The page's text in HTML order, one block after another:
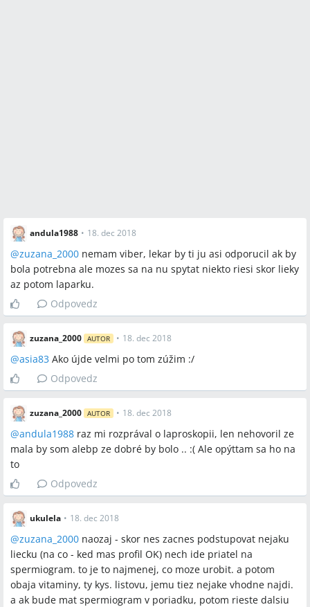
andula1988 • 18. dec 2018
@zuzana_2000 nemam viber, lekar by ti ju asi odporucil ak by
bola potrebna ale mozes sa na nu spytat niekto riesi skor lieky
az potom laparku.
Odpovedz
zuzana_2000 AUTOR • 18. dec 2018
@asia83 Ako újde velmi po tom zúžim :/
Odpovedz
zuzana_2000 AUTOR • 18. dec 2018
@andula1988 raz mi rozprával o laproskopii, len nehovoril ze
mala by som alebp ze dobré by bolo .. :( Ale opýttam sa ho na
to
Odpovedz
ukulela • 18. dec 2018
@zuzana_2000 naozaj - skor nes zacnes podstupovat nejaku
liecku (na co - ked mas profil OK) nech ide priatel na
spermiogram. to je to najmenej, co moze urobit. a potom
obaja vitaminy, ty kys. listovu, jemu tiez nejake vhodne najdi.
a ak bude mat spermiogram v poriadku, potom rieste dalsiu